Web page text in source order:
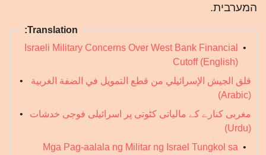
המערבית.
Translation:
•
Israeli Military Concerns Over West Bank Financial
Cutoff (English)
•
قلق الجيش الإسرائيلي من قطع التمويل في الضفة الغربية
(Arabic)
•
مغربی کنارے کے مالیاتی کٹوتی پر اسرائیلی فوجی خدشات
(Urdu)
•
Mga Pag-aalala ng Militar ng Israel Tungkol sa